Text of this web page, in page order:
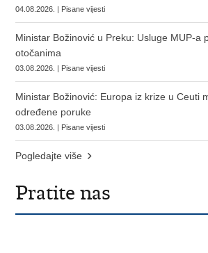
04.08.2026. | Pisane vijesti
Ministar Božinović u Preku: Usluge MUP-a
otočanima
03.08.2026. | Pisane vijesti
Ministar Božinović: Europa iz krize u Ceuti
određene poruke
03.08.2026. | Pisane vijesti
Pogledajte više
Pratite nas